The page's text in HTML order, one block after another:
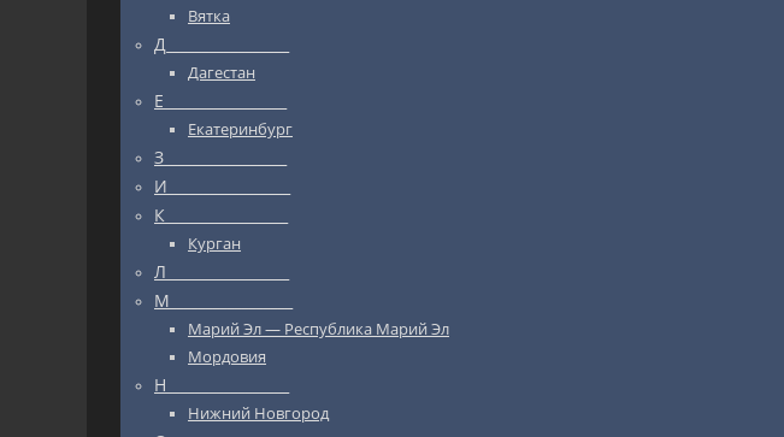
Вятка
Д_________________
Дагестан
Е_________________
Екатеринбург
З_________________
И_________________
К_________________
Курган
Л_________________
М_________________
Марий Эл — Республика Марий Эл
Мордовия
Н_________________
Нижний Новгород